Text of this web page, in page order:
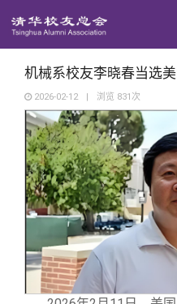
地区联络
年级联络
院系校友
专业委员
回馈母校
捐赠项目
捐赠新闻
捐赠纪事
媒体平台
《清华
《水木清
百年清华
清华人物
校友服务
机械系校友李晓春当选
2026-02-12 | 浏览 831 次